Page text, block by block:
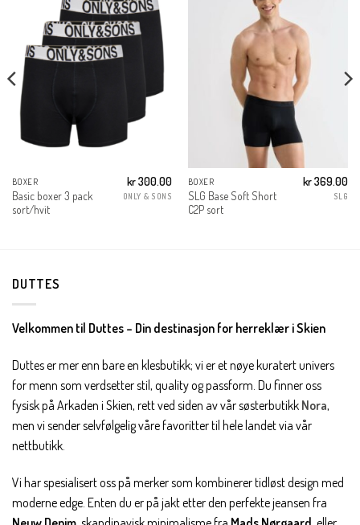
BOXER
Basic boxer 3 pack
sort/hvit
kr300.00
ONLY & SONS
BOXER
SLG Base Soft Short
C2P sort
kr369.00
SLG
DUTTES
Velkommen til Duttes – Din destinasjon for herreklær i Skien
Duttes er mer enn bare en klesbutikk; vi er et nøye kuratert univers
for menn som verdsetter stil, quality og passform. Du finner oss
fysisk på Arkaden i Skien, rett ved siden av vår søsterbutikk Nora,
men vi sender selvfølgelig våre favoritter til hele landet via vår
nettbutikk.
Vi har spesialisert oss på merker som kombinerer tidløst design med
moderne edge. Enten du er på jakt etter den perfekte jeansen fra